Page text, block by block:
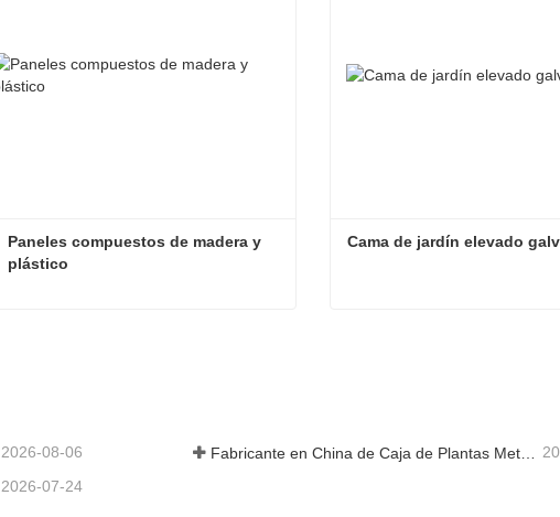
Paneles compuestos de madera y
plástico
Cama de jardín elevado
2026-08-06 Fabricante en China de Caja de Plantas Metálica Personalizada con Enrejado para Soluciones de Jardín de Privacidad en Exterior
2026-07-24